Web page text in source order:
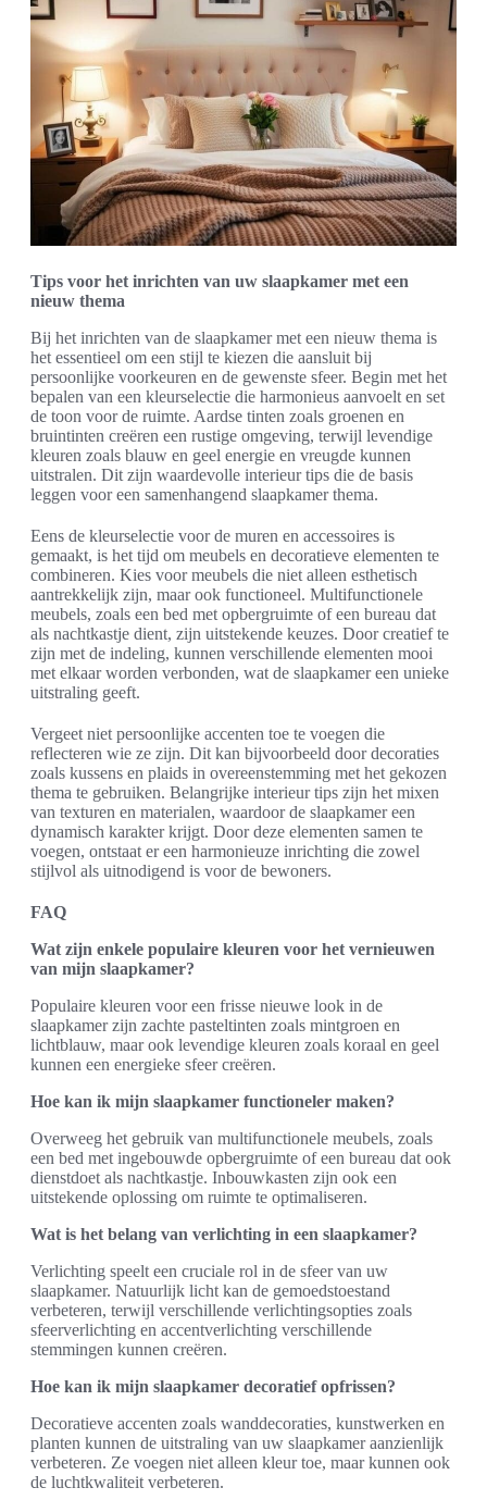
Tips voor het inrichten van uw slaapkamer met een
nieuw thema
Bij het inrichten van de slaapkamer met een nieuw thema is
het essentieel om een stijl te kiezen die aansluit bij
persoonlijke voorkeuren en de gewenste sfeer. Begin met het
bepalen van een kleurselectie die harmonieus aanvoelt en set
de toon voor de ruimte. Aardse tinten zoals groenen en
bruintinten creëren een rustige omgeving, terwijl levendige
kleuren zoals blauw en geel energie en vreugde kunnen
uitstralen. Dit zijn waardevolle interieur tips die de basis
leggen voor een samenhangend slaapkamer thema.
Eens de kleurselectie voor de muren en accessoires is
gemaakt, is het tijd om meubels en decoratieve elementen te
combineren. Kies voor meubels die niet alleen esthetisch
aantrekkelijk zijn, maar ook functioneel. Multifunctionele
meubels, zoals een bed met opbergruimte of een bureau dat
als nachtkastje dient, zijn uitstekende keuzes. Door creatief te
zijn met de indeling, kunnen verschillende elementen mooi
met elkaar worden verbonden, wat de slaapkamer een unieke
uitstraling geeft.
Vergeet niet persoonlijke accenten toe te voegen die
reflecteren wie ze zijn. Dit kan bijvoorbeeld door decoraties
zoals kussens en plaids in overeenstemming met het gekozen
thema te gebruiken. Belangrijke interieur tips zijn het mixen
van texturen en materialen, waardoor de slaapkamer een
dynamisch karakter krijgt. Door deze elementen samen te
voegen, ontstaat er een harmonieuze inrichting die zowel
stijlvol als uitnodigend is voor de bewoners.
FAQ
Wat zijn enkele populaire kleuren voor het vernieuwen
van mijn slaapkamer?
Populaire kleuren voor een frisse nieuwe look in de
slaapkamer zijn zachte pasteltinten zoals mintgroen en
lichtblauw, maar ook levendige kleuren zoals koraal en geel
kunnen een energieke sfeer creëren.
Hoe kan ik mijn slaapkamer functioneler maken?
Overweeg het gebruik van multifunctionele meubels, zoals
een bed met ingebouwde opbergruimte of een bureau dat ook
dienstdoet als nachtkastje. Inbouwkasten zijn ook een
uitstekende oplossing om ruimte te optimaliseren.
Wat is het belang van verlichting in een slaapkamer?
Verlichting speelt een cruciale rol in de sfeer van uw
slaapkamer. Natuurlijk licht kan de gemoedstoestand
verbeteren, terwijl verschillende verlichtingsopties zoals
sfeerverlichting en accentverlichting verschillende
stemmingen kunnen creëren.
Hoe kan ik mijn slaapkamer decoratief opfrissen?
Decoratieve accenten zoals wanddecoraties, kunstwerken en
planten kunnen de uitstraling van uw slaapkamer aanzienlijk
verbeteren. Ze voegen niet alleen kleur toe, maar kunnen ook
de luchtkwaliteit verbeteren.